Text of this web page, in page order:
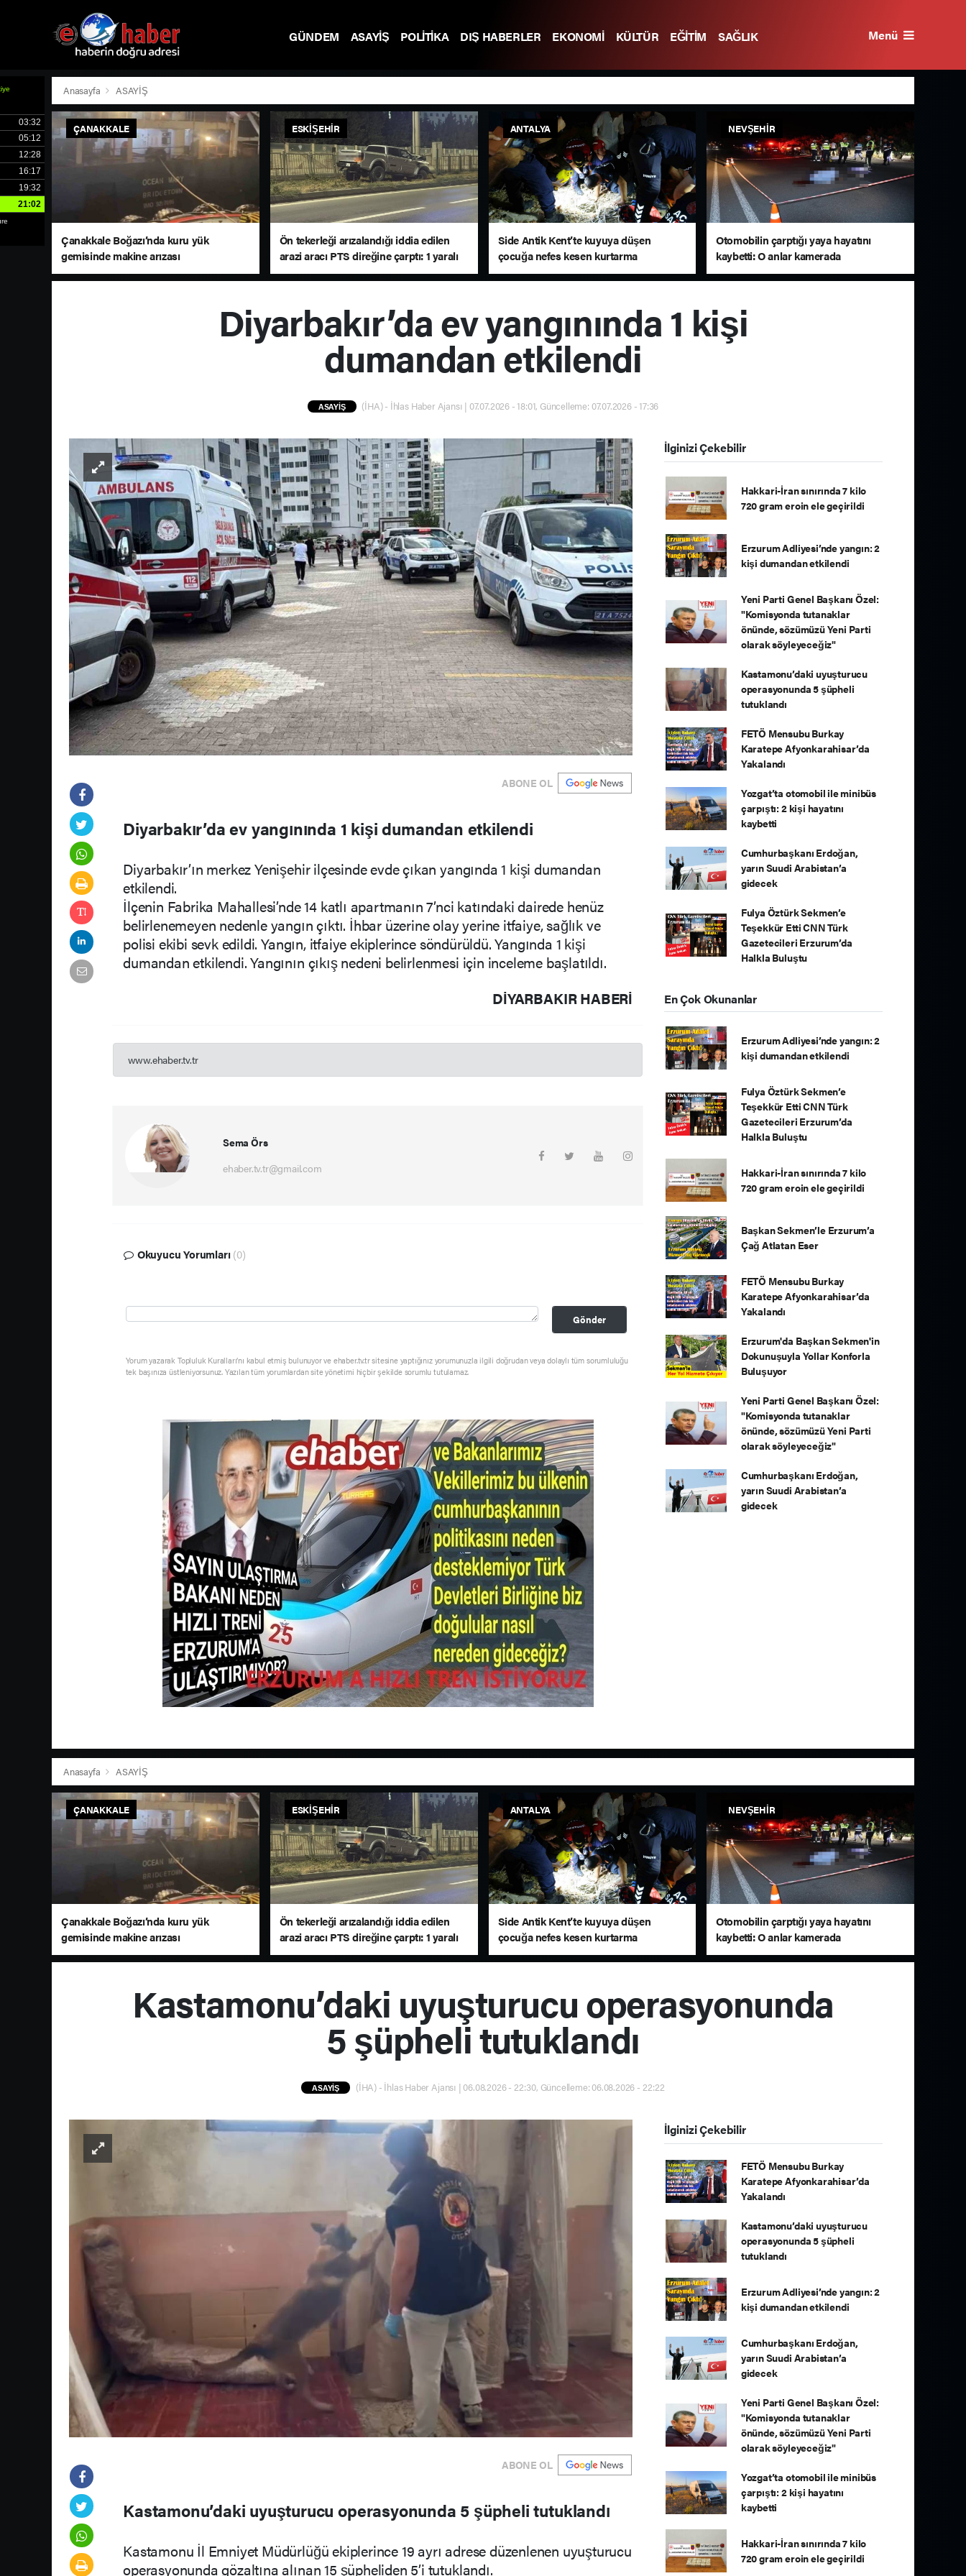
GÜNDEM ASAYİŞ POLİTİKA DIŞ HABERLER EKONOMİ KÜLTÜR EĞİTİM
SAĞLIK
Menü
Anasayfa ASAYİŞ
ÇANAKKALE
Çanakkale Boğazı’nda kuru yük
gemisinde makine arızası
ESKIŞEHIR
Ön tekerleği arızalandığı iddia edilen
arazi aracı PTS direğine çarptı: 1 yaralı
ANTALYA
Side Antik Kent’te kuyuya düşen
çocuğa nefes kesen kurtarma
operasyonu
NEVŞEHIR
Otomobilin çarptığı yaya hayatını
kaybetti: O anlar kamerada
Diyarbakır’da ev yangınında 1 kişi
dumandan etkilendi
ASAYİŞ (İHA) - İhlas Haber Ajansı | 07.07.2026 - 18:01, Güncelleme: 07.07.2026 - 17:36
ABONE OL
Diyarbakır’da ev yangınında 1 kişi dumandan etkilendi
Diyarbakır’ın merkez Yenişehir ilçesinde evde çıkan yangında 1 kişi dumandan
etkilendi.
İlçenin Fabrika Mahallesi’nde 14 katlı apartmanın 7’nci katındaki dairede henüz
belirlenemeyen nedenle yangın çıktı. İhbar üzerine olay yerine itfaiye, sağlık ve
polisi ekibi sevk edildi. Yangın, itfaiye ekiplerince söndürüldü. Yangında 1 kişi
dumandan etkilendi. Yangının çıkış nedeni belirlenmesi için inceleme başlatıldı.
DIYARBAKIR HABERİ
www.ehaber.tv.tr
Sema Örs
ehaber.tv.tr@gmail.com
Okuyucu Yorumları (0)
Gönder
Yorum yazarak Topluluk Kuralları’nı kabul etmiş bulunuyor ve ehaber.tv.tr sitesine yaptığınız yorumunuzla ilgili doğrudan veya dolaylı tüm sorumluluğu
tek başınıza üstleniyorsunuz. Yazılan tüm yorumlardan site yönetimi hiçbir şekilde sorumlu tutulamaz.
İlginizi Çekebilir
Hakkari-İran sınırında 7 kilo
720 gram eroin ele geçirildi
Erzurum Adliyesi’nde yangın: 2
kişi dumandan etkilendi
Yeni Parti Genel Başkanı Özel:
"Komisyonda tutanaklar
önünde, sözümüzü Yeni Parti
olarak söyleyeceğiz"
Kastamonu’daki uyuşturucu
operasyonunda 5 şüpheli
tutuklandı
FETÖ Mensubu Burkay
Karatepe Afyonkarahisar’da
Yakalandı
Yozgat’ta otomobil ile minibüs
çarpıştı: 2 kişi hayatını
kaybetti
Cumhurbaşkanı Erdoğan,
yarın Suudi Arabistan’a
gidecek
Fulya Öztürk Sekmen’e
Teşekkür Etti CNN Türk
Gazetecileri Erzurum’da
Halkla Buluştu
En Çok Okunanlar
Erzurum Adliyesi’nde yangın: 2
kişi dumandan etkilendi
Fulya Öztürk Sekmen’e
Teşekkür Etti CNN Türk
Gazetecileri Erzurum’da
Halkla Buluştu
Hakkari-İran sınırında 7 kilo
720 gram eroin ele geçirildi
Başkan Sekmen’le Erzurum’a
Çağ Atlatan Eser
FETÖ Mensubu Burkay
Karatepe Afyonkarahisar’da
Yakalandı
Erzurum'da Başkan Sekmen'in
Dokunuşuyla Yollar Konforla
Buluşuyor
Yeni Parti Genel Başkanı Özel:
"Komisyonda tutanaklar
önünde, sözümüzü Yeni Parti
olarak söyleyeceğiz"
Cumhurbaşkanı Erdoğan,
yarın Suudi Arabistan’a
gidecek
Anasayfa ASAYİŞ
ÇANAKKALE
Çanakkale Boğazı’nda kuru yük
gemisinde makine arızası
ESKIŞEHIR
Ön tekerleği arızalandığı iddia edilen
arazi aracı PTS direğine çarptı: 1 yaralı
ANTALYA
Side Antik Kent’te kuyuya düşen
çocuğa nefes kesen kurtarma
operasyonu
NEVŞEHIR
Otomobilin çarptığı yaya hayatını
kaybetti: O anlar kamerada
Kastamonu’daki uyuşturucu operasyonunda
5 şüpheli tutuklandı
ASAYİŞ (İHA) - İhlas Haber Ajansı | 06.08.2026 - 22:30, Güncelleme: 06.08.2026 - 22:22
ABONE OL
Kastamonu’daki uyuşturucu operasyonunda 5 şüpheli tutuklandı
Kastamonu İl Emniyet Müdürlüğü ekiplerince 19 ayrı adrese düzenlenen uyuşturucu
operasyonunda gözaltına alınan 15 şüpheliden 5’i tutuklandı.
İlginizi Çekebilir
FETÖ Mensubu Burkay
Karatepe Afyonkarahisar’da
Yakalandı
Kastamonu’daki uyuşturucu
operasyonunda 5 şüpheli
tutuklandı
Erzurum Adliyesi’nde yangın: 2
kişi dumandan etkilendi
Cumhurbaşkanı Erdoğan,
yarın Suudi Arabistan’a
gidecek
Yeni Parti Genel Başkanı Özel:
"Komisyonda tutanaklar
önünde, sözümüzü Yeni Parti
olarak söyleyeceğiz"
Yozgat’ta otomobil ile minibüs
çarpıştı: 2 kişi hayatını
kaybetti
Hakkari-İran sınırında 7 kilo
720 gram eroin ele geçirildi